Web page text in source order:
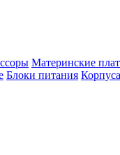
Материнские
Блоки питания Корпуса